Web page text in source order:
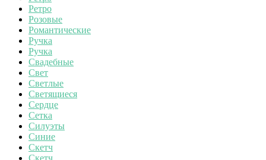
Ретро
Розовые
Романтические
Ручка
Ручка
Свадебные
Свет
Светлые
Светящиеся
Сердце
Сетка
Силуэты
Синие
Скетч
Скетч